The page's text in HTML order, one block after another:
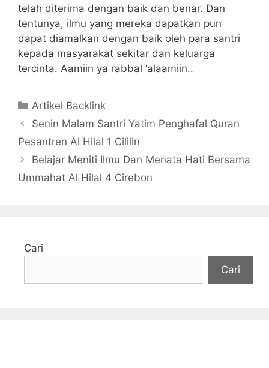
telah diterima dengan baik dan benar. Dan
tentunya, ilmu yang mereka dapatkan pun
dapat diamalkan dengan baik oleh para santri
kepada masyarakat sekitar dan keluarga
tercinta. Aamiin ya rabbal ‘alaamiin..
Kategori
Artikel Backlink
Senin Malam Santri Yatim Penghafal Quran
Pesantren Al Hilal 1 Cililin
Belajar Meniti Ilmu Dan Menata Hati Bersama
Ummahat Al Hilal 4 Cirebon
Cari
Cari